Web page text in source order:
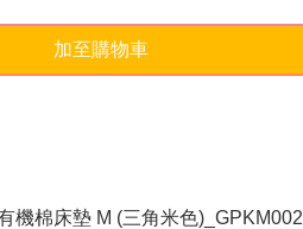
加至購物車
機棉床墊 M (三角米色)_GPKM002